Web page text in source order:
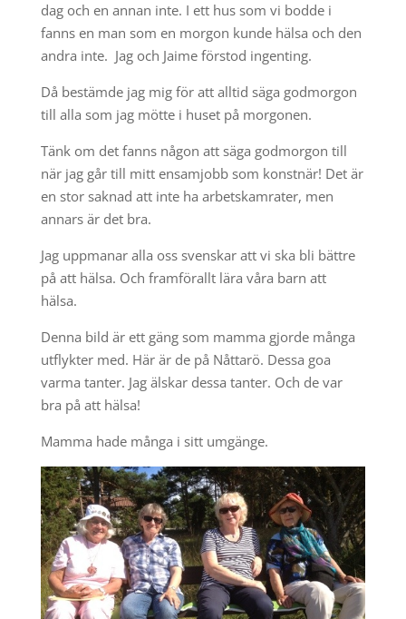
dag och en annan inte. I ett hus som vi bodde i
fanns en man som en morgon kunde hälsa och den
andra inte. Jag och Jaime förstod ingenting.
Då bestämde jag mig för att alltid säga godmorgon
till alla som jag mötte i huset på morgonen.
Tänk om det fanns någon att säga godmorgon till
när jag går till mitt ensamjobb som konstnär! Det är
en stor saknad att inte ha arbetskamrater, men
annars är det bra.
Jag uppmanar alla oss svenskar att vi ska bli bättre
på att hälsa. Och framförallt lära våra barn att
hälsa.
Denna bild är ett gäng som mamma gjorde många
utflykter med. Här är de på Nåttarö. Dessa goa
varma tanter. Jag älskar dessa tanter. Och de var
bra på att hälsa!
Mamma hade många i sitt umgänge.